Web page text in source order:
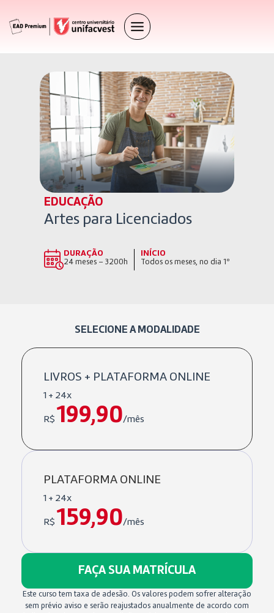
EDUCAÇÃO
Artes para Licenciados
DURAÇÃO
24 meses – 3200h
INÍCIO
Todos os meses, no dia 1º
SELECIONE A MODALIDADE
LIVROS + PLATAFORMA ONLINE
1 + 24x
R$ 199,90/mês
PLATAFORMA ONLINE
1 + 24x
R$ 159,90/mês
FAÇA SUA MATRÍCULA
Este curso tem taxa de adesão. Os valores podem sofrer alteração
sem prévio aviso e serão reajustados anualmente de acordo com